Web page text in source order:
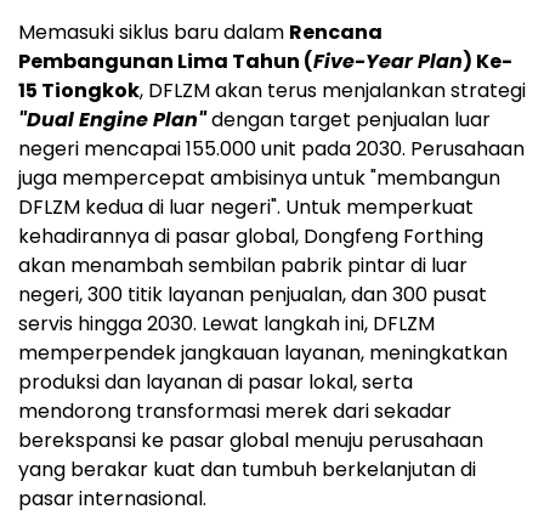
Memasuki siklus baru dalam Rencana
Pembangunan Lima Tahun (Five-Year Plan) Ke-
15 Tiongkok, DFLZM akan terus menjalankan strategi
"Dual Engine Plan"dengan target penjualan luar
negeri mencapai 155.000 unit pada 2030. Perusahaan
juga mempercepat ambisinya untuk "membangun
DFLZM kedua di luar negeri". Untuk memperkuat
kehadirannya di pasar global, Dongfeng Forthing
akan menambah sembilan pabrik pintar di luar
negeri, 300 titik layanan penjualan, dan 300 pusat
servis hingga 2030. Lewat langkah ini, DFLZM
memperpendek jangkauan layanan, meningkatkan
produksi dan layanan di pasar lokal, serta
mendorong transformasi merek dari sekadar
berekspansi ke pasar global menuju perusahaan
yang berakar kuat dan tumbuh berkelanjutan di
pasar internasional.